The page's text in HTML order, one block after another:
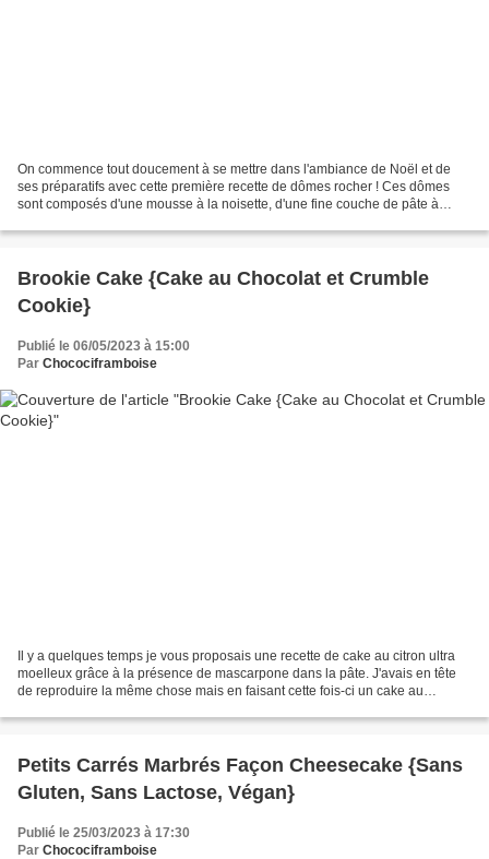
On commence tout doucement à se mettre dans l'ambiance de Noël et de
ses préparatifs avec cette première recette de dômes rocher ! Ces dômes
sont composés d'une mousse à la noisette, d'une fine couche de pâte à
Brookie Cake {Cake au Chocolat et Crumble
Cookie}
Publié le 06/05/2023 à 15:00
Par Chocociframboise
Il y a quelques temps je vous proposais une recette de cake au citron ultra
moelleux grâce à la présence de mascarpone dans la pâte. J'avais en tête
de reproduire la même chose mais en faisant cette fois-ci un cake au
Petits Carrés Marbrés Façon Cheesecake {Sans
Gluten, Sans Lactose, Végan}
Publié le 25/03/2023 à 17:30
Par Chocociframboise